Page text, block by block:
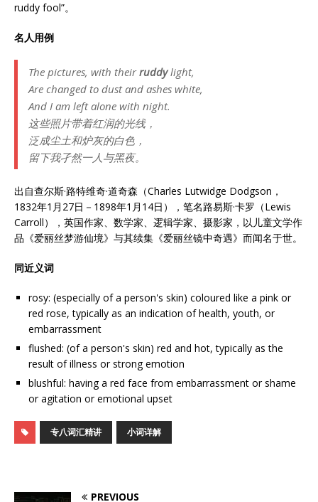
ruddy fool”。
名人用例
The pictures, with theirruddylight,
Are changed to dust and ashes white,
And I am left alone with night.
这些照片带着红润的光线，
泛成尘土和炉灰的白色，
留下我孑然一人与黑夜。
出自查尔斯·路特维奇·道奇森（Charles Lutwidge Dodgson，
1832年1月27日－1898年1月14日），笔名路易斯·卡罗（Lewis
Carroll），英国作家、数学家、逻辑学家、摄影家，以儿童文学作
品《爱丽丝梦游仙境》与其续集《爱丽丝镜中奇遇》而闻名于世。
同近义词
rosy: (especially of a person's skin) coloured like a pink or
red rose, typically as an indication of health, youth, or
embarrassment
flushed: (of a person's skin) red and hot, typically as the
result of illness or strong emotion
blushful: having a red face from embarrassment or shame
or agitation or emotional upset
专八词汇精讲 小词详解
PREVIOUS